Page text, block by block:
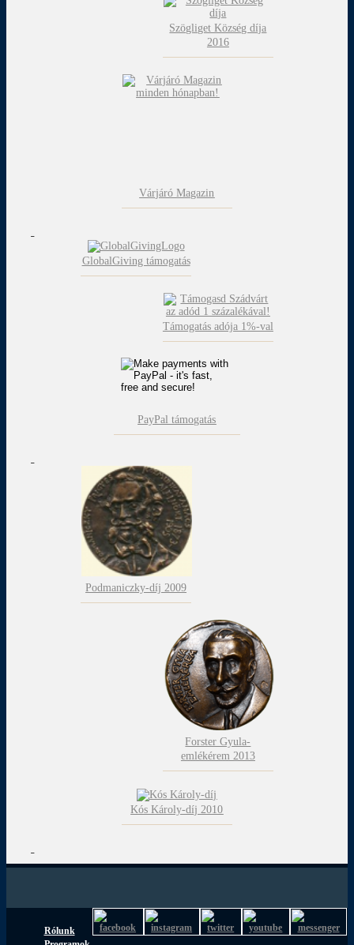
Szögliget Község díja
2016
Várjáró Magazin
GlobalGiving támogatás
Támogatás adója 1%-val
PayPal támogatás
Podmaniczky-díj 2009
Forster Gyula-
emlékérem 2013
Kós Károly-díj 2010
Rólunk